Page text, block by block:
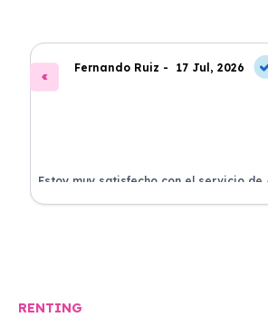
Fernando Ruiz - 17 Jul, 2026
Estoy muy satisfecho con el servicio de
Renting. El coche está en perfectas
RENTING